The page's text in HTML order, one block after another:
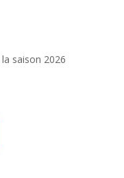
saison 2026